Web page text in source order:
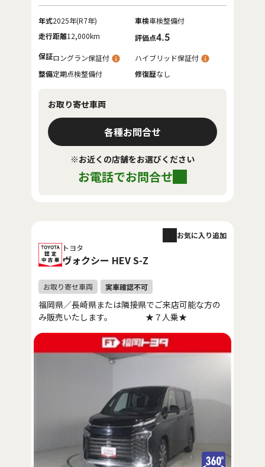
年式2025年(R7年) 車検車検整備付
走行距離12,000km 評価点4.5
保証ロングラン保証付
ハイブリッド保証付
整備定期点検整備付 修復歴なし
お取り寄せ車両
各種お問合せ
※お近くの店舗をお選びください
お電話でお問合せ
トヨタ
ヴォクシー HEV S-Z
お気に入り追加
福岡県／長崎県または隣接県でご来店可能な方の
み販売いたします。 ★７人乗★